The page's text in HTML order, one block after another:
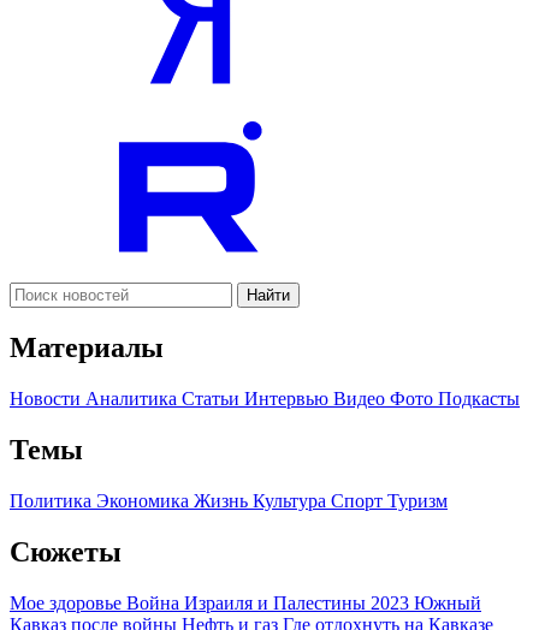
Найти
Материалы
Новости Аналитика Статьи Интервью Видео Фото Подкасты
Темы
Политика Экономика Жизнь Культура Спорт Туризм
Сюжеты
Мое здоровье Война Израиля и Палестины 2023 Южный
Кавказ после войны Нефть и газ Где отдохнуть на Кавказе